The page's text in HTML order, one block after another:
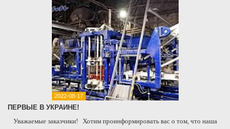
2022-08-17
ПЕРВЫЕ В УКРАИНЕ!
Уважаемые заказчики! Хотим проинформировать вас о том, что наша